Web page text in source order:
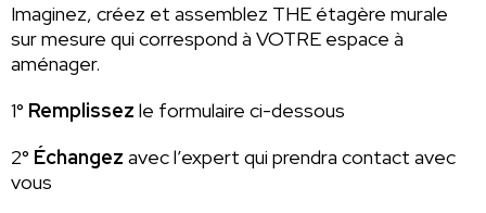
Imaginez, créez et assemblez THE étagère murale
sur mesure qui correspond à VOTRE espace à
aménager.
1° Remplissez le formulaire ci-dessous
2° Échangez avec l’expert qui prendra contact avec
vous